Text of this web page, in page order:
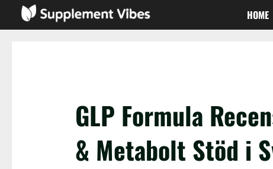
HOME
GLP Formula
& Metabolt Stöd i